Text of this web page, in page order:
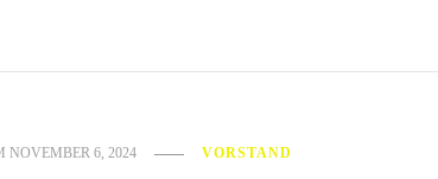
NOVEMBER 6, 2024 VORSTAND